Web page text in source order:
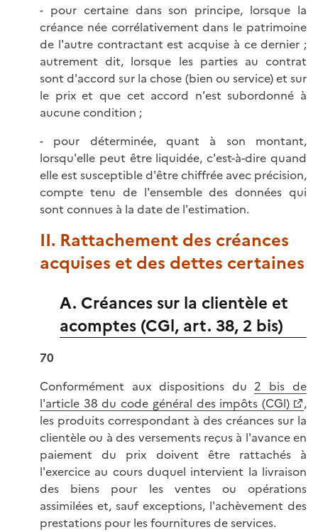
- pour certaine dans son principe, lorsque la
créance née corrélativement dans le patrimoine
de l'autre contractant est acquise à ce dernier ;
autrement dit, lorsque les parties au contrat
sont d'accord sur la chose (bien ou service) et sur
le prix et que cet accord n'est subordonné à
aucune condition ;
- pour déterminée, quant à son montant,
lorsqu'elle peut être liquidée, c'est-à-dire quand
elle est susceptible d'être chiffrée avec précision,
compte tenu de l'ensemble des données qui
sont connues à la date de l'estimation.
II. Rattachement des créances
acquises et des dettes certaines
A. Créances sur la clientèle et
acomptes (CGl, art. 38, 2 bis)
70
Conformément aux dispositions du 2 bis de
l'article 38 du code général des impôts (CGl)
,
les produits correspondant à des créances sur la
clientèle ou à des versements reçus à l'avance en
paiement du prix doivent être rattachés à
l'exercice au cours duquel intervient la livraison
des biens pour les ventes ou opérations
assimilées et, sauf exceptions, l'achèvement des
prestations pour les fournitures de services.